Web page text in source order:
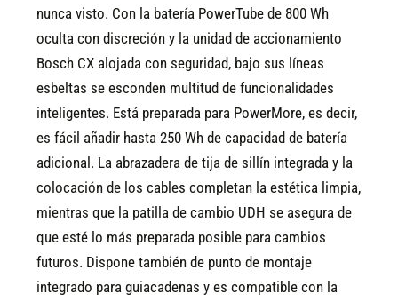
nunca visto. Con la batería PowerTube de 800 Wh
oculta con discreción y la unidad de accionamiento
Bosch CX alojada con seguridad, bajo sus líneas
esbeltas se esconden multitud de funcionalidades
inteligentes. Está preparada para PowerMore, es decir,
es fácil añadir hasta 250 Wh de capacidad de batería
adicional. La abrazadera de tija de sillín integrada y la
colocación de los cables completan la estética limpia,
mientras que la patilla de cambio UDH se asegura de
que esté lo más preparada posible para cambios
futuros. Dispone también de punto de montaje
integrado para guiacadenas y es compatible con la